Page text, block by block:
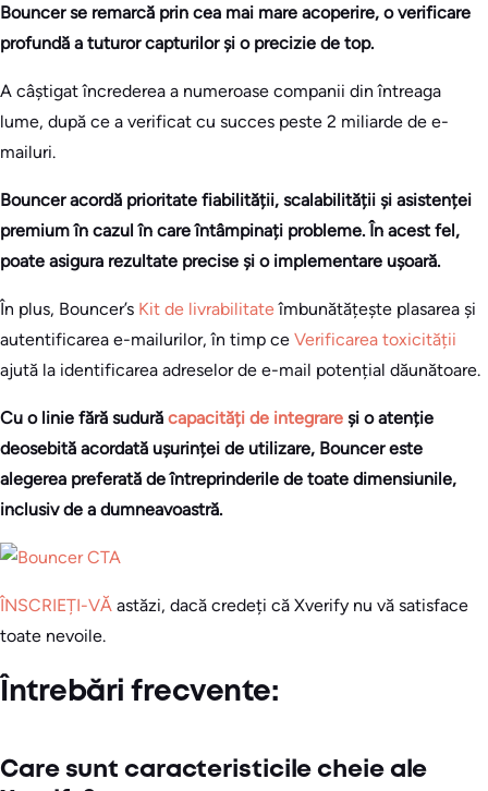
Bouncer se remarcă prin cea mai mare acoperire, o verificare
profundă a tuturor capturilor și o precizie de top.
A câștigat încrederea a numeroase companii din întreaga
lume, după ce a verificat cu succes peste 2 miliarde de e-
mailuri.
Bouncer acordă prioritate fiabilității, scalabilității și asistenței
premium în cazul în care întâmpinați probleme. În acest fel,
poate asigura rezultate precise și o implementare ușoară.
În plus, Bouncer’s Kit de livrabilitateîmbunătățește plasarea și
autentificarea e-mailurilor, în timp ce Verificarea toxicității
ajută la identificarea adreselor de e-mail potențial dăunătoare.
Cu o linie fără sudură capacități de integrare și o atenție
deosebită acordată ușurinței de utilizare, Bouncer este
alegerea preferată de întreprinderile de toate dimensiunile,
inclusiv de a dumneavoastră.
ÎNSCRIEȚI-VĂ astăzi, dacă credeți că Xverify nu vă satisface
toate nevoile.
Întrebări frecvente:
Care sunt caracteristicile cheie ale